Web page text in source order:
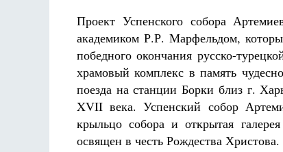
Проект Успенского собора
академиком Р.Р. Марфельдом,
победного окончания русско-
храмовый комплекс в память
поезда на станции Борки близ г.
XVΙΙ века. Успенский собор
крыльцо собора и открытая
освящен в честь Рождества Христова.
Фредерика де Грааф